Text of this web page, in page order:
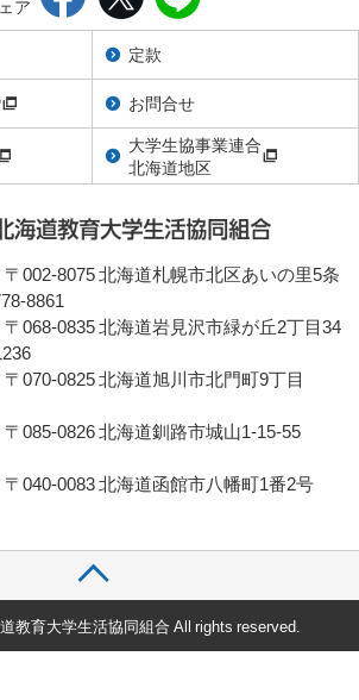
ア
定款
お問合せ
大学生協事業連合
北海道地区
8075 北海道札幌市北区あいの里5条
8861
068-0835 北海道岩見沢市緑が丘2丁目34
0825 北海道旭川市北門町9丁目
0826 北海道釧路市城山1-15-55
0083 北海道函館市八幡町1番2号
教育大学生活協同組合 All rights reserved.